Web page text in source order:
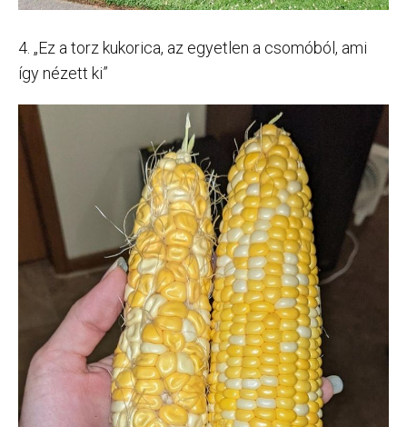
4. „Ez a torz kukorica, az egyetlen a csomóból, ami
így nézett ki”